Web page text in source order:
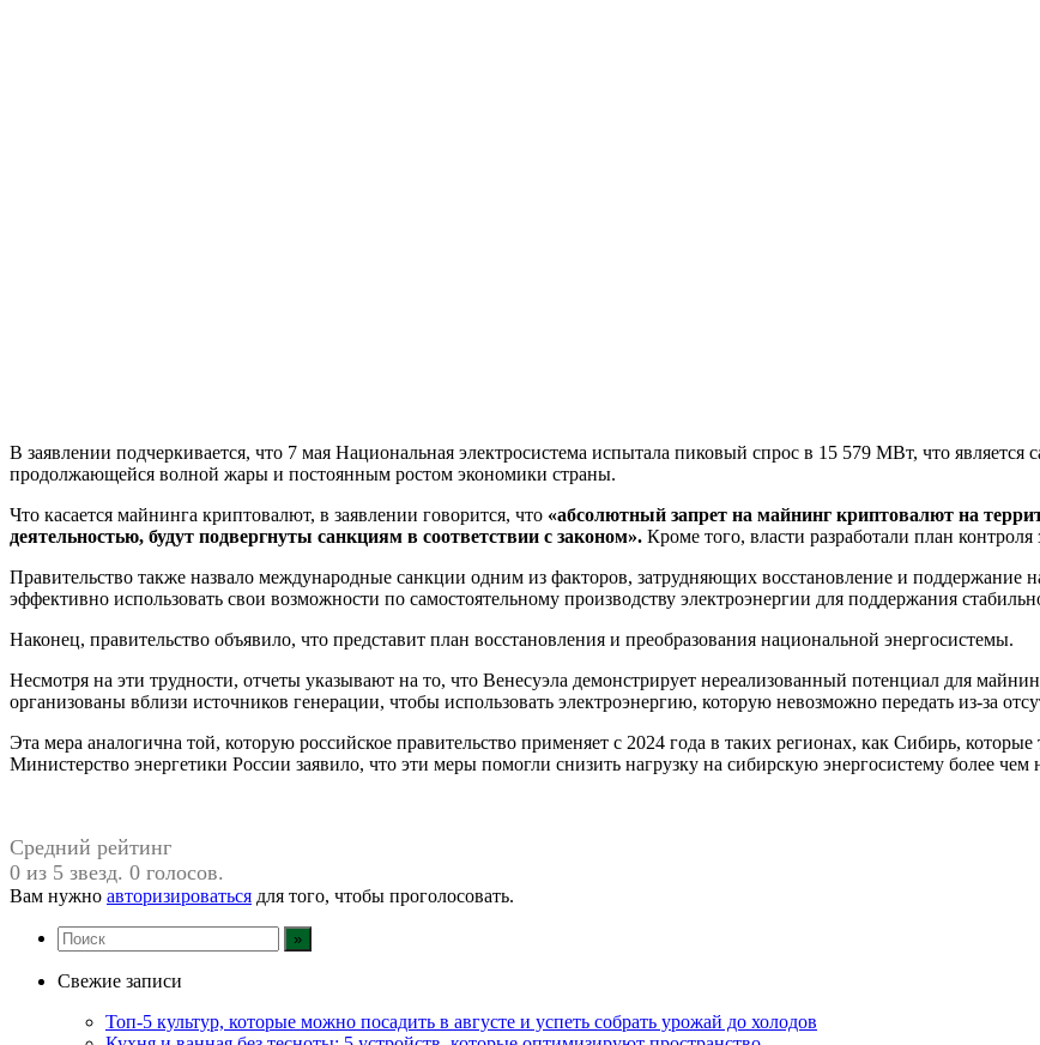
В заявлении подчеркивается, что 7 мая Национальная электросистема испытала пиковый спрос в 15 579 МВт, что является
продолжающейся волной жары и постоянным ростом экономики страны.
Что касается майнинга криптовалют, в заявлении говорится, что «абсолютный запрет на майнинг криптовалют на
деятельностью, будут подвергнуты санкциям в соответствии с законом». Кроме того, власти разработали план
Правительство также назвало международные санкции одним из факторов, затрудняющих восстановление и поддержание
эффективно использовать свои возможности по самостоятельному производству электроэнергии для поддержания
Наконец, правительство объявило, что представит план восстановления и преобразования национальной энергосистемы.
Несмотря на эти трудности, отчеты указывают на то, что Венесуэла демонстрирует нереализованный потенциал для
организованы вблизи источников генерации, чтобы использовать электроэнергию, которую невозможно передать из-за
Эта мера аналогична той, которую российское правительство применяет с 2024 года в таких регионах, как Сибирь,
Министерство энергетики России заявило, что эти меры помогли снизить нагрузку на сибирскую энергосистему более
Средний рейтинг
0 из 5 звезд. 0 голосов.
Вам нужно авторизироваться для того, чтобы проголосовать.
Свежие записи
Топ-5 культур, которые можно посадить в августе и успеть собрать урожай до холодов